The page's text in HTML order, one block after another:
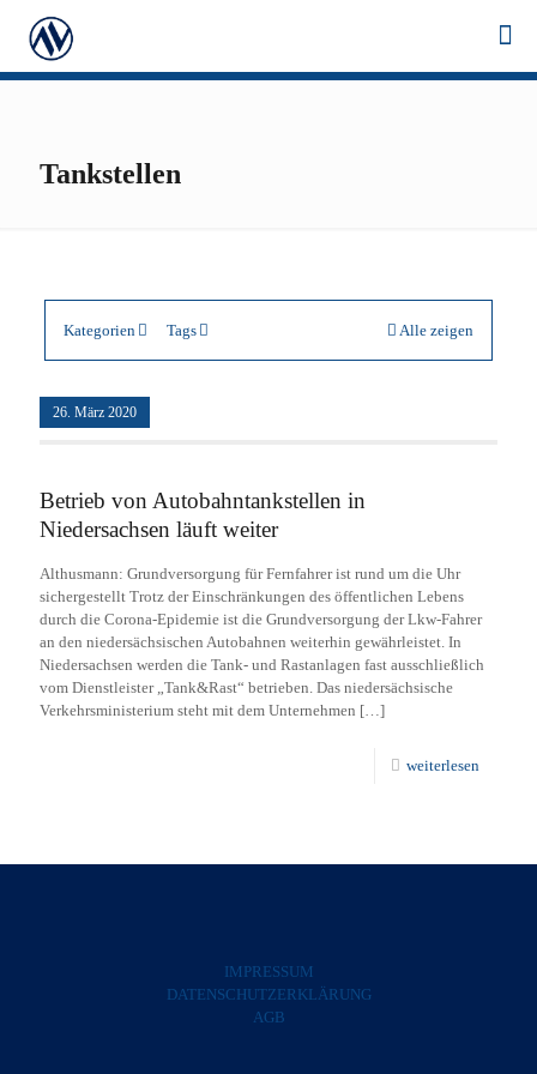
Tankstellen
Kategorien Tags Alle zeigen
26. März 2020
Betrieb von Autobahntankstellen in
Niedersachsen läuft weiter
Althusmann: Grundversorgung für Fernfahrer ist rund um die Uhr
sichergestellt Trotz der Einschränkungen des öffentlichen Lebens
durch die Corona-Epidemie ist die Grundversorgung der Lkw-Fahrer
an den niedersächsischen Autobahnen weiterhin gewährleistet. In
Niedersachsen werden die Tank- und Rastanlagen fast ausschließlich
vom Dienstleister „Tank&Rast“ betrieben. Das niedersächsische
Verkehrsministerium steht mit dem Unternehmen […]
weiterlesen
IMPRESSUM
DATENSCHUTZERKLÄRUNG
AGB